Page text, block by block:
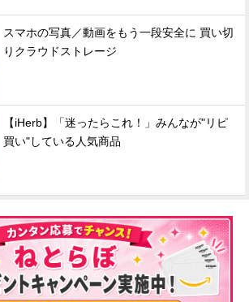
スマホの写真／動画をもう一段安全に 買い切
りクラウドストレージ
【iHerb】「迷ったらこれ！」みんなが"リピ
買い"している人気商品